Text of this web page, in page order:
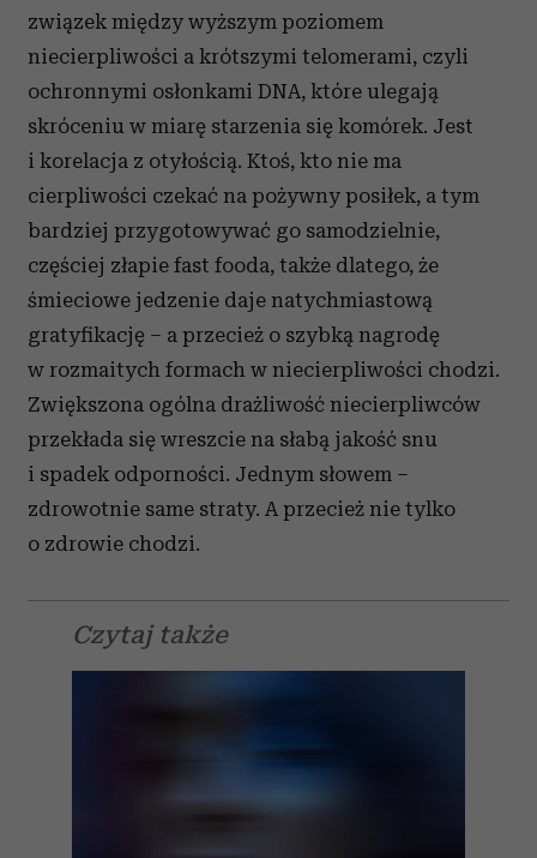
związek między wyższym poziomem
niecierpliwości a krótszymi telomerami, czyli
ochronnymi osłonkami DNA, które ulegają
skróceniu w miarę starzenia się komórek. Jest
i korelacja z otyłością. Ktoś, kto nie ma
cierpliwości czekać na pożywny posiłek, a tym
bardziej przygotowywać go samodzielnie,
częściej złapie fast fooda, także dlatego, że
śmieciowe jedzenie daje natychmiastową
gratyfikację – a przecież o szybką nagrodę
w rozmaitych formach w niecierpliwości chodzi.
Zwiększona ogólna drażliwość niecierpliwców
przekłada się wreszcie na słabą jakość snu
i spadek odporności. Jednym słowem –
zdrowotnie same straty. A przecież nie tylko
o zdrowie chodzi.
Czytaj także